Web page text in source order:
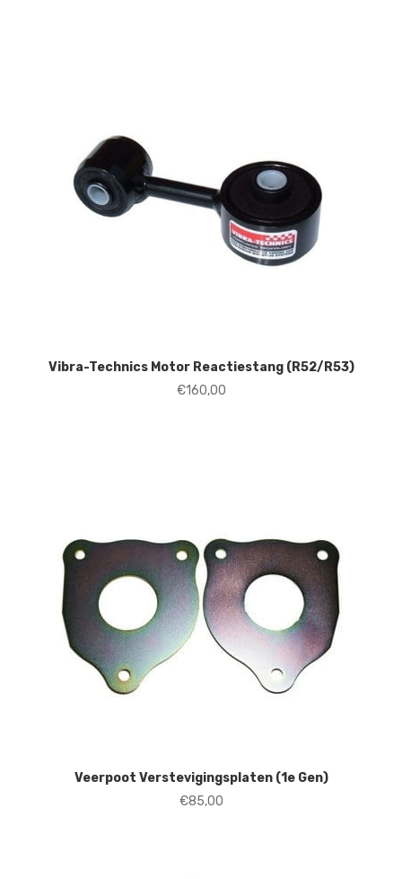
Vibra-Technics Motor Reactiestang (R52/R53)
€160,00
Veerpoot Verstevigingsplaten (1e Gen)
€85,00